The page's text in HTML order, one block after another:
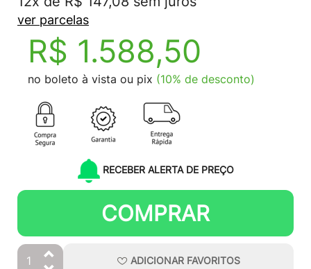
ver parcelas
R$ 1.588,50
no boleto à vista ou pix (10% de desconto)
RECEBER ALERTA DE PREÇO
COMPRAR
ADICIONAR FAVORITOS